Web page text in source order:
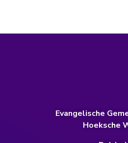
Evangelische
Hoeksche